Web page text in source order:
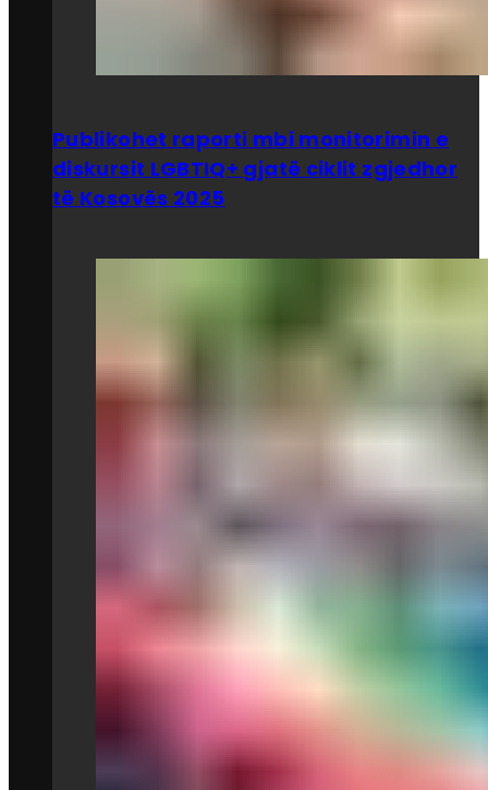
Publikohet raporti mbi monitorimin e
diskursit LGBTIQ+ gjatë ciklit zgjedhor
të Kosovës 2025